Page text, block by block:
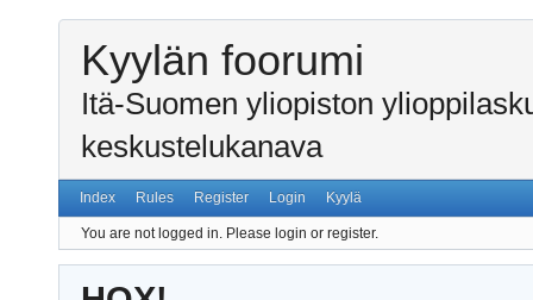
Kyylän foorumi
Itä-Suomen yliopiston
keskustelukanava
Index Rules Register Login Kyylä
You are not logged in. Please login or register.